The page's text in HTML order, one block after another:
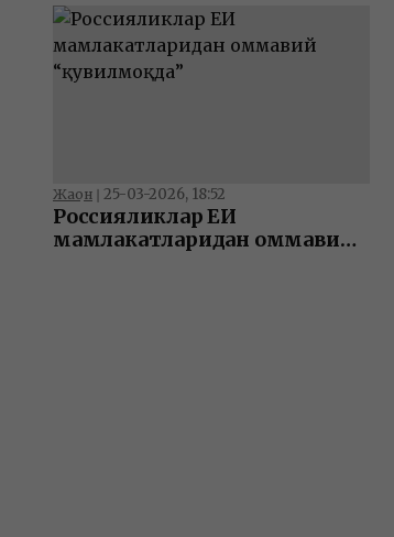
Жаҳон ❘ 25-03-2026, 18:52
Россияликлар ЕИ
мамлакатларидан оммавий